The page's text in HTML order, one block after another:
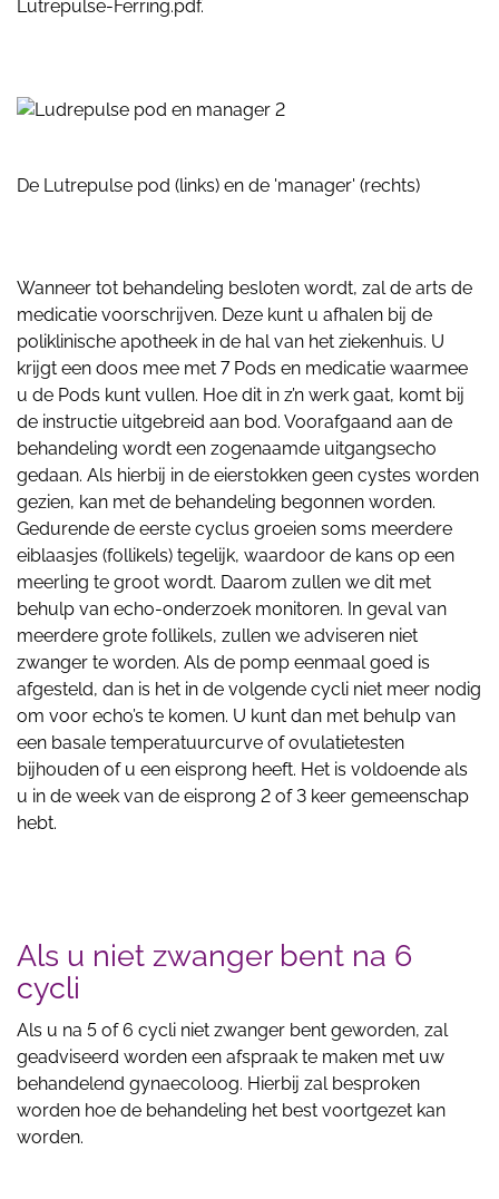
Lutrepulse-Ferring.pdf.
De Lutrepulse pod (links) en de 'manager' (rechts)
Wanneer tot behandeling besloten wordt, zal de arts de
medicatie voorschrijven. Deze kunt u afhalen bij de
poliklinische apotheek in de hal van het ziekenhuis. U
krijgt een doos mee met 7 Pods en medicatie waarmee
u de Pods kunt vullen. Hoe dit in z’n werk gaat, komt bij
de instructie uitgebreid aan bod. Voorafgaand aan de
behandeling wordt een zogenaamde uitgangsecho
gedaan. Als hierbij in de eierstokken geen cystes worden
gezien, kan met de behandeling begonnen worden.
Gedurende de eerste cyclus groeien soms meerdere
eiblaasjes (follikels) tegelijk, waardoor de kans op een
meerling te groot wordt. Daarom zullen we dit met
behulp van echo-onderzoek monitoren. In geval van
meerdere grote follikels, zullen we adviseren niet
zwanger te worden. Als de pomp eenmaal goed is
afgesteld, dan is het in de volgende cycli niet meer nodig
om voor echo’s te komen. U kunt dan met behulp van
een basale temperatuurcurve of ovulatietesten
bijhouden of u een eisprong heeft. Het is voldoende als
u in de week van de eisprong 2 of 3 keer gemeenschap
hebt.
Als u niet zwanger bent na 6
cycli
Als u na 5 of 6 cycli niet zwanger bent geworden, zal
geadviseerd worden een afspraak te maken met uw
behandelend gynaecoloog. Hierbij zal besproken
worden hoe de behandeling het best voortgezet kan
worden.